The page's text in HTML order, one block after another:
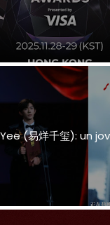
(易烊千玺): un